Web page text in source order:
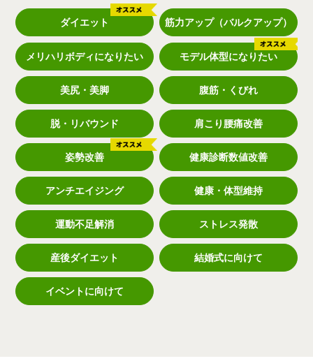
ダイエット 筋力アップ（バルクアップ）
メリハリボディになりたい モデル体型になりたい
美尻・美脚 腹筋・くびれ
脱・リバウンド 肩こり腰痛改善
姿勢改善 健康診断数値改善
アンチエイジング 健康・体型維持
運動不足解消 ストレス発散
産後ダイエット 結婚式に向けて
イベントに向けて